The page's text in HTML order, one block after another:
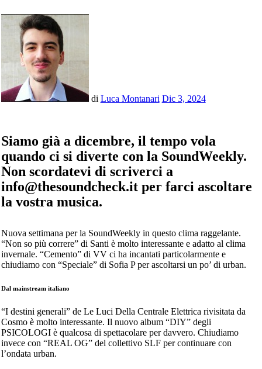
di Luca Montanari Dic 3, 2024
Siamo già a dicembre, il tempo vola
quando ci si diverte con la SoundWeekly.
Non scordatevi di scriverci a
info@thesoundcheck.it per farci ascoltare
la vostra musica.
Nuova settimana per la SoundWeekly in questo clima raggelante.
“Non so più correre” di Santi è molto interessante e adatto al clima
invernale. “Cemento” di VV ci ha incantati particolarmente e
chiudiamo con “Speciale” di Sofia P per ascoltarsi un po’ di urban.
Dal mainstream italiano
“I destini generali” de Le Luci Della Centrale Elettrica rivisitata da
Cosmo è molto interessante. Il nuovo album “DIY” degli
PSICOLOGI è qualcosa di spettacolare per davvero. Chiudiamo
invece con “REAL OG” del collettivo SLF per continuare con
l’ondata urban.